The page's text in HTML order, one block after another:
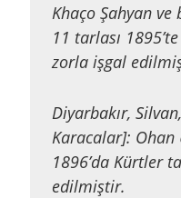
Khaço Şahyan ve
11 tarlası
zorla işgal
Diyarbakır,
Karacalar]: Ohan
1896’da Kürtler
edilmiştir.